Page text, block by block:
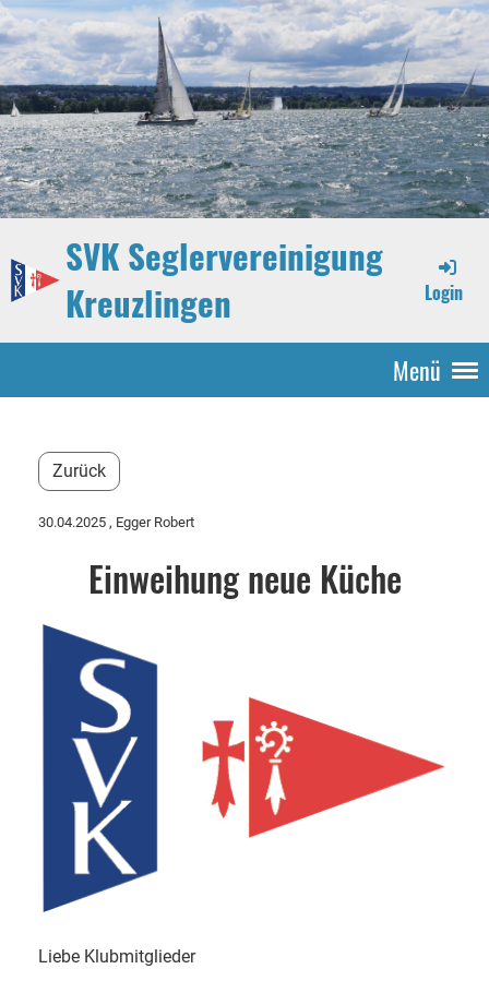
SVK Seglervereinigung
Kreuzlingen
Login
Menü
Zurück
30.04.2025 , Egger Robert
Einweihung neue Küche
Liebe Klubmitglieder